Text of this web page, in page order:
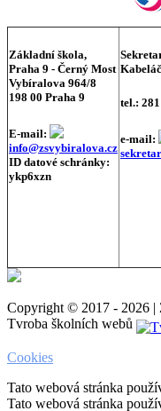
Základní škola,
Praha 9 - Černý Most
Vybíralova 964/8
198 00 Praha 9
E-mail:
info@zsvybiralova.cz
ID datové schránky:
ykp6xzn
tel.:
e-mail:
Copyright © 2017 - 2026
Tvroba školních webů
Cookies
Tato webová stránka
Tato webová stránka